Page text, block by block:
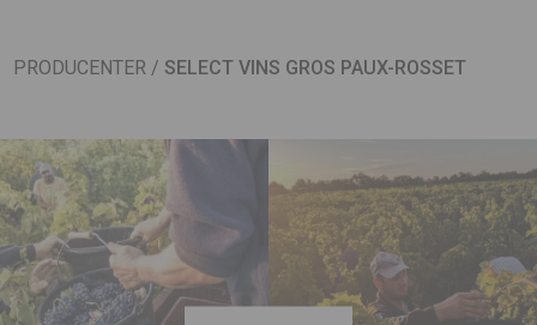
PRODUCENTER / SELECT VINS GROS PAUX-ROSSET